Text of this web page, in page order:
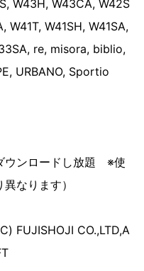
W43H, W43CA, W42S
W41T, W41SH, W41SA,
re, misora, biblio,
URBANO, Sportio
ンロードし放題 ※使
なります）
FUJISHOJI CO.,LTD,A